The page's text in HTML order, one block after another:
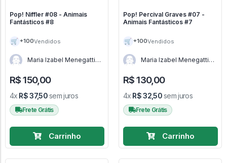
Pop! Niffler #08 - Animais
Fantásticos #8
🛒 +100Vendidos
Maria Izabel Menegatti
R$ 150,00
4x R$ 37,50sem juros
Frete Grátis
Carrinho
Pop! Percival Graves #07 -
Animais Fantásticos #7
🛒 +100Vendidos
Maria Izabel Menegatti
R$ 130,00
4x R$ 32,50sem juros
Frete Grátis
Carrinho